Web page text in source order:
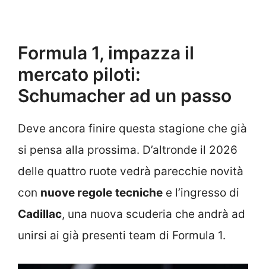
Formula 1, impazza il
mercato piloti:
Schumacher ad un passo
Deve ancora finire questa stagione che già
si pensa alla prossima. D’altronde il 2026
delle quattro ruote vedrà parecchie novità
con nuove regole tecniche e l’ingresso di
Cadillac, una nuova scuderia che andrà ad
unirsi ai già presenti team di Formula 1.